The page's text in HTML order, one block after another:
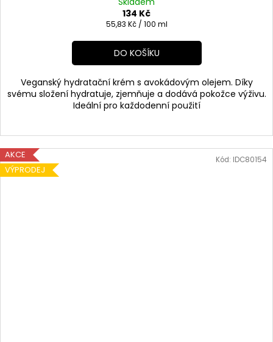
134 Kč
Měrná
55,83 Kč / 100 ml
DO KOŠÍKU
Veganský hydratační krém s avokádovým olejem. Díky
svému složení hydratuje, zjemňuje a dodává pokožce výživu.
Ideální pro každodenní použití
AKCE
VÝPRODEJ
Kód: IDC80154